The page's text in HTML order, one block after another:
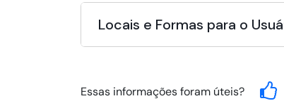
Locais e Formas para o
Essas informações foram úteis?